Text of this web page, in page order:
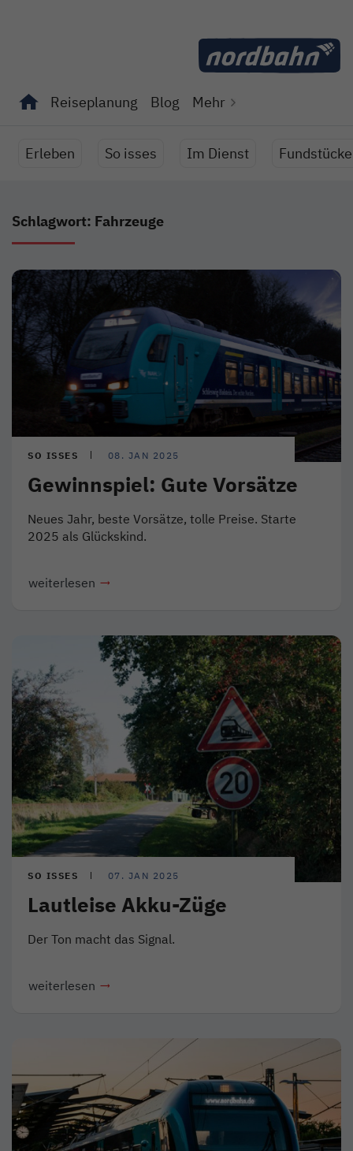
Reiseplanung Blog Mehr
Erleben So isses Im Dienst Fundstücke
Schlagwort: Fahrzeuge
SO ISSES 08. JAN 2025
Gewinnspiel: Gute Vorsätze
Neues Jahr, beste Vorsätze, tolle Preise. Starte
2025 als Glückskind.
weiterlesen
SO ISSES 07. JAN 2025
Lautleise Akku-Züge
Der Ton macht das Signal.
weiterlesen